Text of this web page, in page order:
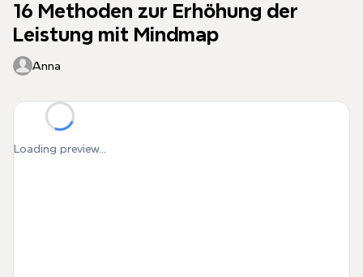
16 Methoden zur Erhöhung der
Leistung mit Mindmap
Anna
Loading preview...